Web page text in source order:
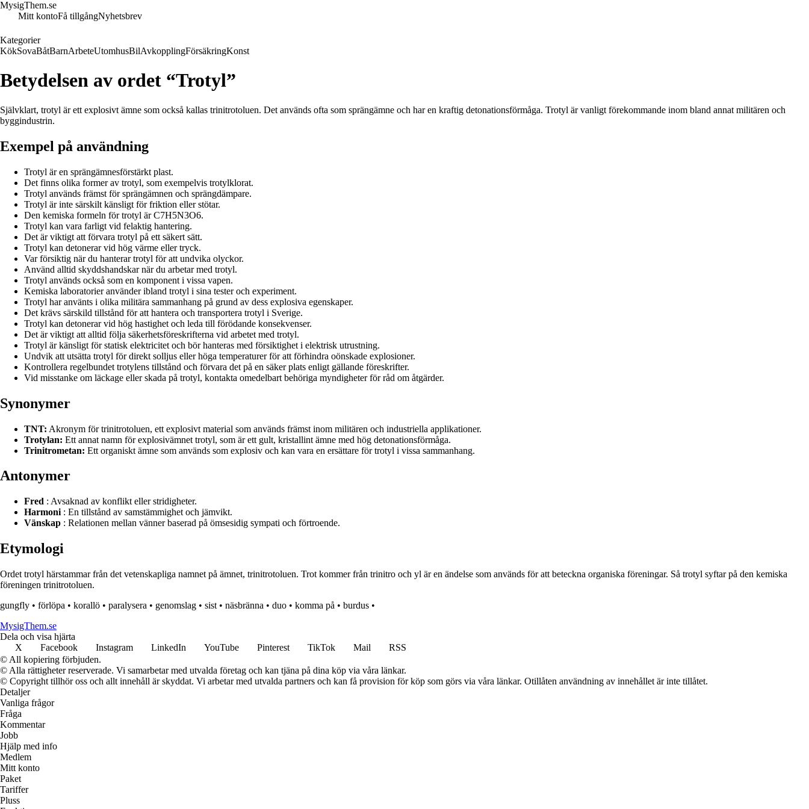
MysigThem.se
Mitt kontoFå tillgångNyhetsbrev
Kategorier
KökSovaBåtBarnArbeteUtomhusBilAvkopplingFörsäkringKonst
Betydelsen av ordet “Trotyl”
Självklart, trotyl är ett explosivt ämne som också kallas trinitrotoluen. Det används ofta som sprängämne och har en kraftig detonationsförmåga. Trotyl är vanligt förekommande inom bland annat militären och
byggindustrin.
Exempel på användning
Trotyl är en sprängämnesförstärkt plast.
Det finns olika former av trotyl, som exempelvis trotylklorat.
Trotyl används främst för sprängämnen och sprängdämpare.
Trotyl är inte särskilt känsligt för friktion eller stötar.
Den kemiska formeln för trotyl är C7H5N3O6.
Trotyl kan vara farligt vid felaktig hantering.
Det är viktigt att förvara trotyl på ett säkert sätt.
Trotyl kan detonerar vid hög värme eller tryck.
Var försiktig när du hanterar trotyl för att undvika olyckor.
Använd alltid skyddshandskar när du arbetar med trotyl.
Trotyl används också som en komponent i vissa vapen.
Kemiska laboratorier använder ibland trotyl i sina tester och experiment.
Trotyl har använts i olika militära sammanhang på grund av dess explosiva egenskaper.
Det krävs särskild tillstånd för att hantera och transportera trotyl i Sverige.
Trotyl kan detonerar vid hög hastighet och leda till förödande konsekvenser.
Det är viktigt att alltid följa säkerhetsföreskrifterna vid arbetet med trotyl.
Trotyl är känsligt för statisk elektricitet och bör hanteras med försiktighet i elektrisk utrustning.
Undvik att utsätta trotyl för direkt solljus eller höga temperaturer för att förhindra oönskade explosioner.
Kontrollera regelbundet trotylens tillstånd och förvara det på en säker plats enligt gällande föreskrifter.
Vid misstanke om läckage eller skada på trotyl, kontakta omedelbart behöriga myndigheter för råd om åtgärder.
Synonymer
TNT: Akronym för trinitrotoluen, ett explosivt material som används främst inom militären och industriella applikationer.
Trotylan: Ett annat namn för explosivämnet trotyl, som är ett gult, kristallint ämne med hög detonationsförmåga.
Trinitrometan: Ett organiskt ämne som används som explosiv och kan vara en ersättare för trotyl i vissa sammanhang.
Antonymer
Fred : Avsaknad av konflikt eller stridigheter.
Harmoni : En tillstånd av samstämmighet och jämvikt.
Vänskap : Relationen mellan vänner baserad på ömsesidig sympati och förtroende.
Etymologi
Ordet trotyl härstammar från det vetenskapliga namnet på ämnet, trinitrotoluen. Trot kommer från trinitro och yl är en ändelse som används för att beteckna organiska föreningar. Så trotyl syftar på den kemiska
föreningen trinitrotoluen.
gungfly • förlöpa • korallö • paralysera • genomslag • sist • näsbränna • duo • komma på • burdus •
MysigThem.se
Dela och visa hjärta
X
Facebook Instagram LinkedIn YouTube Pinterest TikTok Mail
RSS
© All kopiering förbjuden.
© Alla rättigheter reserverade. Vi samarbetar med utvalda företag och kan tjäna på dina köp via våra länkar.
© Copyright tillhör oss och allt innehåll är skyddat. Vi arbetar med utvalda partners och kan få provision för köp som görs via våra länkar. Otillåten användning av innehållet är inte tillåtet.
Detaljer
Vanliga frågor
Fråga
Kommentar
Jobb
Hjälp med info
Medlem
Mitt konto
Paket
Tariffer
Pluss